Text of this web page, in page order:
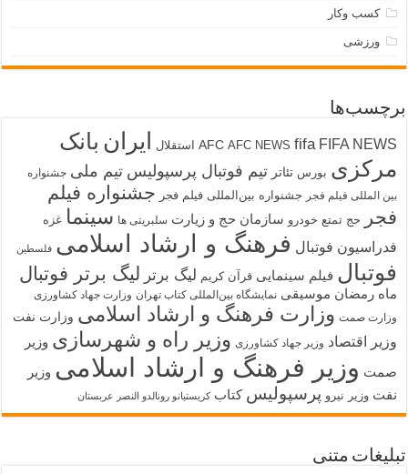
کسب وکار
ورزشی
برچسب‌ها
AFC AFC NEWS fifa FIFA NEWS استقلال ایران بانک
مرکزی بورس تئاتر تیم فوتبال پرسپولیس تیم ملی جشنواره
بین المللی فیلم فجر جشنواره بین‌المللی فیلم فجر جشنواره فیلم
فجر
حج تمتع خودرو سازمان حج و زیارت سلبریتی ها سینما غزه
فدراسیون فوتبال فرهنگ و ارشاد اسلامی فلسطین
فوتبال فیلم سینمایی قرآن کریم لیگ برتر لیگ برتر فوتبال
ماه رمضان موسیقی نمایشگاه بین‌المللی کتاب تهران وزارت جهاد کشاورزی
وزارت صمت وزارت فرهنگ و ارشاد اسلامی وزارت نفت
وزیر اقتصاد وزیر جهاد کشاورزی وزیر راه و شهرسازی وزیر
صمت وزیر فرهنگ و ارشاد اسلامی وزیر
نفت وزیر نیرو پرسپولیس کتاب کریستیانو رونالدو النصر عربستان
تبلیغات متنی